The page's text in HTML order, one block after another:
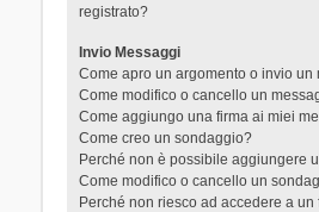
registrato?
Invio Messaggi
Come apro un argomento o invio un
Come modifico o cancello un
Come aggiungo una firma ai miei
Come creo un sondaggio?
Perché non è possibile aggiungere
Come modifico o cancello un
Perché non riesco ad accedere a un